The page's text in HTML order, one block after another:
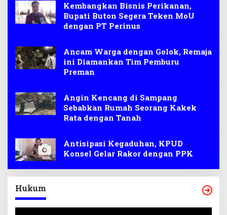
Kembangkan Bisnis Perikanan,
Bupati Buton Segera Teken MoU
dengan PT Perinus
Ancam Warga dengan Golok, Remaja
ini Diamankan Tim Pemburu
Preman
Angin Kencang di Sampang
Sebabkan Rumah Seorang Kakek
Rata dengan Tanah
Antisipasi Kegaduhan, KPUD
Konsel Gelar Rakor dengan PPK
Hukum